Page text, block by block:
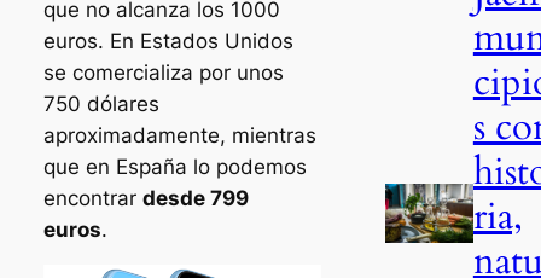
que no alcanza los 1000
euros. En Estados Unidos
se comercializa por unos
750 dólares
aproximadamente, mientras
que en España lo podemos
encontrar desde 799
euros.
s
ria,